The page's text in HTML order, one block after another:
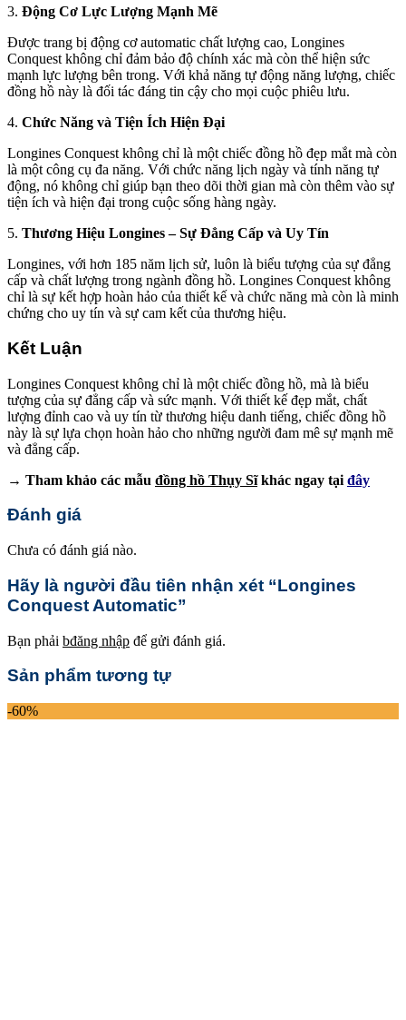
3. Động Cơ Lực Lượng Mạnh Mẽ
Được trang bị động cơ automatic chất lượng cao, Longines
Conquest không chỉ đảm bảo độ chính xác mà còn thể hiện sức
mạnh lực lượng bên trong. Với khả năng tự động năng lượng, chiếc
đồng hồ này là đối tác đáng tin cậy cho mọi cuộc phiêu lưu.
4. Chức Năng và Tiện Ích Hiện Đại
Longines Conquest không chỉ là một chiếc đồng hồ đẹp mắt mà còn
là một công cụ đa năng. Với chức năng lịch ngày và tính năng tự
động, nó không chỉ giúp bạn theo dõi thời gian mà còn thêm vào sự
tiện ích và hiện đại trong cuộc sống hàng ngày.
5. Thương Hiệu Longines – Sự Đẳng Cấp và Uy Tín
Longines, với hơn 185 năm lịch sử, luôn là biểu tượng của sự đẳng
cấp và chất lượng trong ngành đồng hồ. Longines Conquest không
chỉ là sự kết hợp hoàn hảo của thiết kế và chức năng mà còn là minh
chứng cho uy tín và sự cam kết của thương hiệu.
Kết Luận
Longines Conquest không chỉ là một chiếc đồng hồ, mà là biểu
tượng của sự đẳng cấp và sức mạnh. Với thiết kế đẹp mắt, chất
lượng đỉnh cao và uy tín từ thương hiệu danh tiếng, chiếc đồng hồ
này là sự lựa chọn hoàn hảo cho những người đam mê sự mạnh mẽ
và đẳng cấp.
→ Tham khảo các mẫu đồng hồ Thụy Sĩkhác ngay tại đây
Đánh giá
Chưa có đánh giá nào.
Hãy là người đầu tiên nhận xét “Longines
Conquest Automatic”
Bạn phải bđăng nhập để gửi đánh giá.
Sản phẩm tương tự
-60%